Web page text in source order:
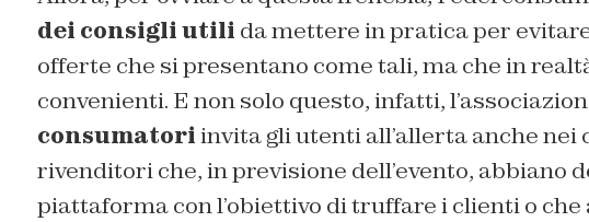
dei consigli utili da mettere in pratica per
offerte che si presentano come tali, ma che in
convenienti. E non solo questo, infatti,
consumatoriinvita gli utenti all’allerta anche nei
rivenditori che, in previsione dell’evento, abbiano
piattaforma con l’obiettivo di truffare i clienti o